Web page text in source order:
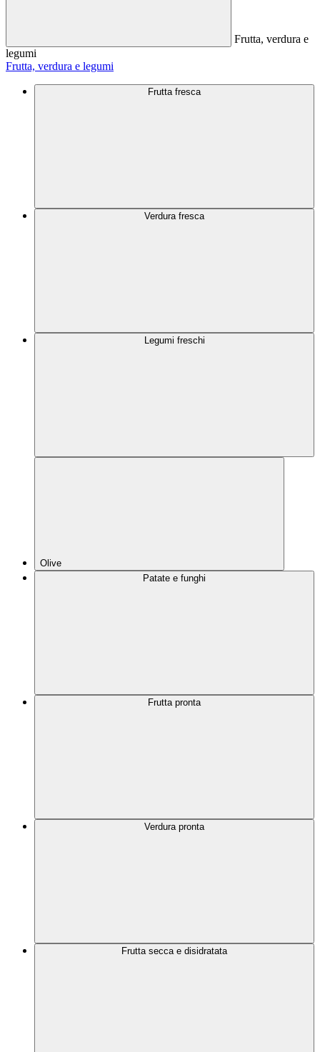
Frutta, verdura e
legumi
Frutta, verdura e legumi
Frutta fresca
Verdura fresca
Legumi freschi
Olive
Patate e funghi
Frutta pronta
Verdura pronta
Frutta secca e disidratata